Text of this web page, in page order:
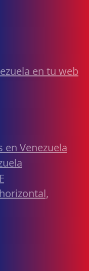
en tu web
en Venezuela